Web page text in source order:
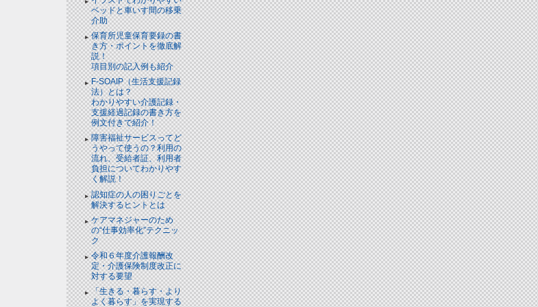
ベッドと⾞いす間の移乗
介助
保育所児童保育要録の書
き方・ポイントを徹底解
説！
項目別の記入例も紹介
F-SOAIP（生活支援記録
法）とは？
わかりやすい介護記録・
支援経過記録の書き方を
例文付きで紹介！
障害福祉サービスってど
うやって使うの？利用の
流れ、受給者証、利用者
負担についてわかりやす
く解説！
認知症の人の困りごとを
解決するヒントとは
ケアマネジャーのため
の“仕事効率化”テクニッ
ク
令和６年度介護報酬改
定・介護保険制度改正に
対する要望
「生きる・暮らす・より
よく暮らす」を実現する